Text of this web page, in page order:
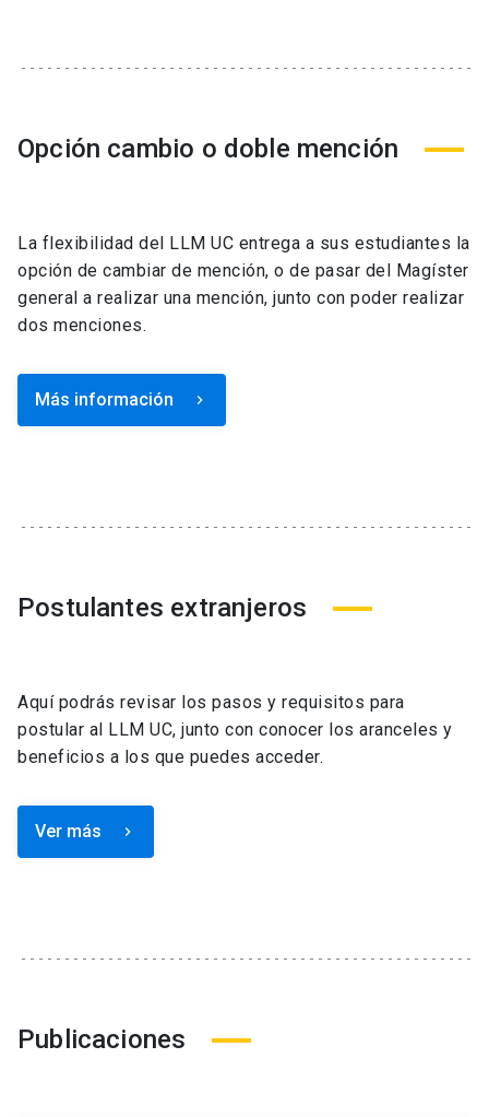
Opción cambio o doble mención
La flexibilidad del LLM UC entrega a sus estudiantes la
opción de cambiar de mención, o de pasar del Magíster
general a realizar una mención, junto con poder realizar
dos menciones.
Más información keyboard_arrow_right
Postulantes extranjeros
Aquí podrás revisar los pasos y requisitos para
postular al LLM UC, junto con conocer los aranceles y
beneficios a los que puedes acceder.
Ver más keyboard_arrow_right
Publicaciones